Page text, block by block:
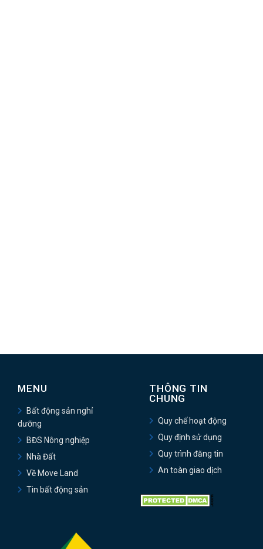
MENU
Bất động sản nghỉ
dưỡng
BĐS Nông nghiệp
Nhà Đất
Về Move Land
Tin bất động sản
THÔNG TIN
CHUNG
Quy chế hoạt động
Quy định sử dụng
Quy trình đăng tin
An toàn giao dịch